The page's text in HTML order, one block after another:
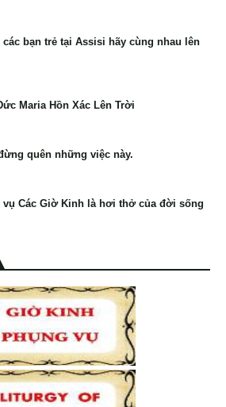
bạn trẻ tại Assisi hãy cùng nhau lên
Maria Hồn Xác Lên Trời
quên những việc này.
vụ Các Giờ Kinh là hơi thở của đời sống